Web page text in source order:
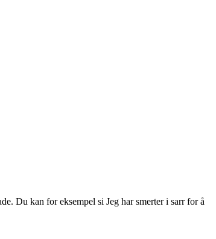
Du kan for eksempel si Jeg har smerter i sarr for å